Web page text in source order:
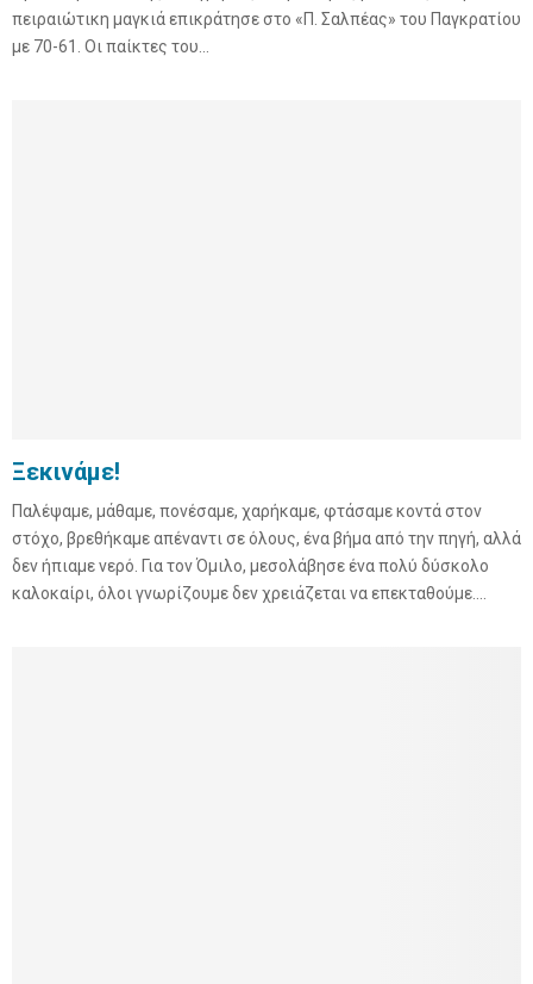
πειραιώτικη μαγκιά επικράτησε στο «Π. Σαλπέας» του Παγκρατίου
με 70-61. Οι παίκτες του...
Ξεκινάμε!
Παλέψαμε, μάθαμε, πονέσαμε, χαρήκαμε, φτάσαμε κοντά στον
στόχο, βρεθήκαμε απέναντι σε όλους, ένα βήμα από την πηγή, αλλά
δεν ήπιαμε νερό. Για τον Όμιλο, μεσολάβησε ένα πολύ δύσκολο
καλοκαίρι, όλοι γνωρίζουμε δεν χρειάζεται να επεκταθούμε....